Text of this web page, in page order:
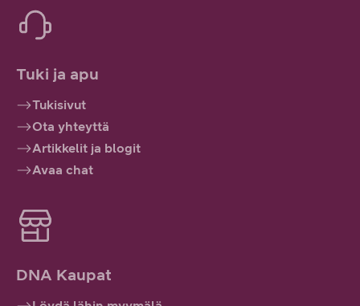
Tuki ja apu
Tukisivut
Ota yhteyttä
Artikkelit ja blogit
Avaa chat
DNA Kaupat